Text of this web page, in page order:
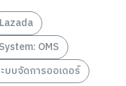
Lazada
OMS
บบจัดการออเดอร์